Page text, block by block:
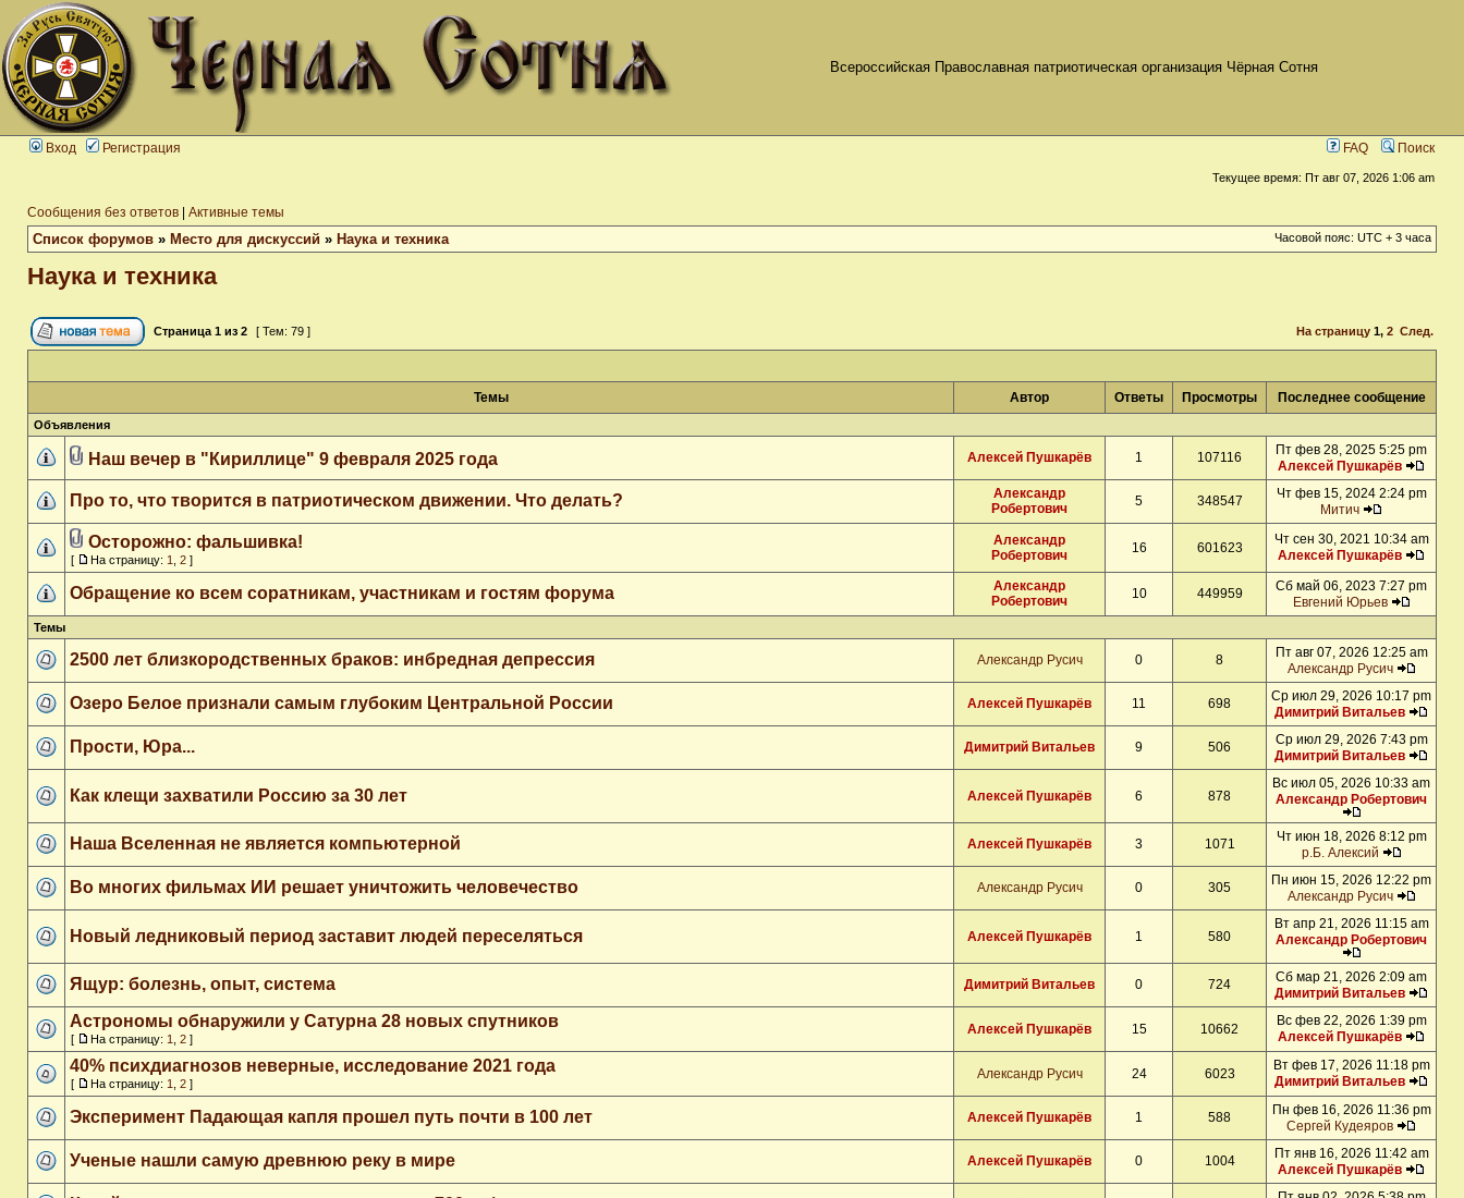
Всероссийская Православная патриотическая организация Чёрная Сотня
Вход Регистрация FAQ Поиск
Текущее время: Пт авг 07, 2026 1:06 am
Сообщения без ответов Активные темы
Список форумов » Место для дискуссий » Наука и техника Часовой пояс: UTC + 3 часа
Наука и техника
Страница 1 из 2 [ Тем: 79 ] На страницу 1, 2 След.
Темы Автор Ответы Просмотры Последнее сообщение
Объявления
Наш вечер в "Кириллице" 9 февраля 2025 года Алексей Пушкарёв 1 107116
Пт фев 28, 2025 5:25 pm
Алексей Пушкарёв
Про то, что творится в патриотическом движении. Что делать?
Александр
Робертович
5 348547
Чт фев 15, 2024 2:24 pm
Митич
Осторожно: фальшивка!
[ На страницу: 1 2 ]
Александр
Робертович
16 601623
Чт сен 30, 2021 10:34 am
Алексей Пушкарёв
Обращение ко всем соратникам, участникам и гостям форума
Александр
Робертович
10 449959
Сб май 06, 2023 7:27 pm
Евгений Юрьев
Темы
2500 лет близкородственных браков: инбредная депрессия Александр Русич 0 8
Пт авг 07, 2026 12:25 am
Александр Русич
Озеро Белое признали самым глубоким Центральной России Алексей Пушкарёв 11 698
Ср июл 29, 2026 10:17 pm
Димитрий Витальев
Прости, Юра... Димитрий Витальев 9 506
Ср июл 29, 2026 7:43 pm
Димитрий Витальев
Как клещи захватили Россию за 30 лет Алексей Пушкарёв 6 878
Вс июл 05, 2026 10:33 am
Александр Робертович
Наша Вселенная не является компьютерной Алексей Пушкарёв 3 1071
Чт июн 18, 2026 8:12 pm
р.Б. Алексий
Во многих фильмах ИИ решает уничтожить человечество Александр Русич 0 305
Пн июн 15, 2026 12:22 pm
Александр Русич
Новый ледниковый период заставит людей переселяться Алексей Пушкарёв 1 580
Вт апр 21, 2026 11:15 am
Александр Робертович
Ящур: болезнь, опыт, система Димитрий Витальев 0 724
Сб мар 21, 2026 2:09 am
Димитрий Витальев
Астрономы обнаружили у Сатурна 28 новых спутников
[ На страницу: 1 2 ]
Алексей Пушкарёв 15 10662
Вс фев 22, 2026 1:39 pm
Алексей Пушкарёв
40% психдиагнозов неверные, исследование 2021 года
[ На страницу: 1 2 ]
Александр Русич 24 6023
Вт фев 17, 2026 11:18 pm
Димитрий Витальев
Эксперимент Падающая капля прошел путь почти в 100 лет Алексей Пушкарёв 1 588
Пн фев 16, 2026 11:36 pm
Сергей Кудеяров
Ученые нашли самую древнюю реку в мире Алексей Пушкарёв 0 1004
Пт янв 16, 2026 11:42 am
Алексей Пушкарёв